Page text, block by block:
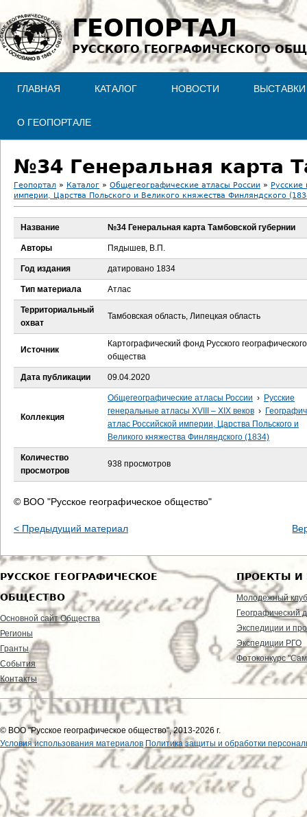
Jump to navigation
ГЕОПОРТАЛ
РУССКОГО ГЕОГРАФИЧЕСКОГО
ГЛАВНАЯ КАТАЛОГ НОВОСТИ ВЫСТАВКИ
О ГЕОПОРТАЛЕ
№34 Генеральная карта
В
ы
з
д
ь
Геопортал » Каталог » Общегеографические атласы России » Русские
империи, Царства Польского и Великого княжества Финляндского
Название №34 Генеральная карта Тамбовской губернии
Авторы Пядышев, В.П.
Год издания датировано 1834
Тип материала Атлас
Территориальный
охват
Тамбовская область, Липецкая область
Источник
Картографический фонд Русского географического
общества
Дата публикации 09.04.2020
Коллекция
Общегеографические атласы России › Русские
генеральные атласы XVIII – XIX веков ›
атлас Российской империи, Царства Польского и
Великого княжества Финляндского (1834)
Количество
просмотров
938 просмотров
© ВОО "Русское географическое общество"
< Предыдущий материал
РУССКОЕ ГЕОГРАФИЧЕСКОЕ
ОБЩЕСТВО
Основной сайт Общества
Регионы
Гранты
События
Контакты
ПРОЕКТЫ И
Молодежный клуб
Географический
Экспедиции и
Экспедиции РГО
Фотоконкурс
© ВОО "Русское географическое общество", 2013-2026 г.
Условия использования материалов Политика защиты и обработки